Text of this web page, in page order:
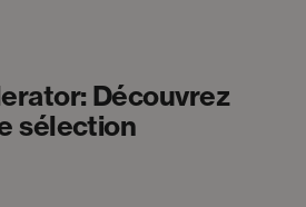
Découvrez
sélection